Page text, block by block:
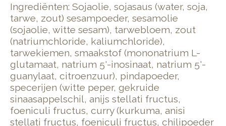
Ingrediënten: Sojaolie, sojasaus (water, soja,
tarwe, zout) sesampoeder, sesamolie
(sojaolie, witte sesam), tarwebloem, zout
(natriumchloride, kaliumchloride),
tarwekiemen, smaakstof (mononatrium L-
glutamaat, natrium 5'-inosinaat, natrium 5'-
guanylaat, citroenzuur), pindapoeder,
specerijen (witte peper, gekruide
sinaasappelschil, anijs stellati fructus,
foeniculi fructus, curry (kurkuma, anisi
stellati fructus, foeniculi fructus, chilipoeder